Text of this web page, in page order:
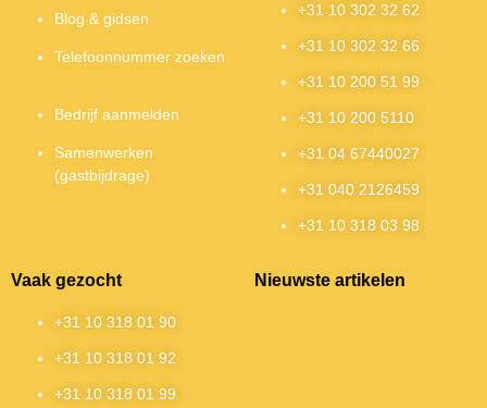
Blog & gidsen
Telefoonnummer zoeken
Bedrijf aanmelden
Samenwerken
(gastbijdrage)
+31 10 302 32 62
+31 10 302 32 66
+31 10 200 51 99
+31 10 200 5110
+31 04 67440027
+31 040 2126459
+31 10 318 03 98
Vaak gezocht
+31 10 318 01 90
+31 10 318 01 92
+31 10 318 01 99
Nieuwste artikelen